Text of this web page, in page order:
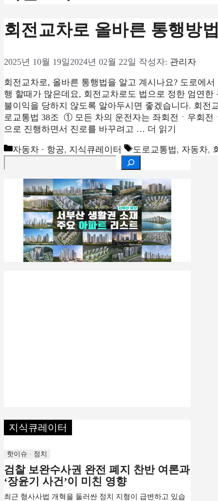
회전교차로 올바른 통행방
2025년 10월 19일 2024년 02월 22일 작성자: 관리자
회전교차로, 올바른 통행법을 알고 계시나요? 도로에
행 할때가 많은데요, 회전교차로도 법으로 정한 엄연
불이익을 당하지 않도록 알아두시면 좋겠습니다. 회
로교통법 38조 ① 모든 차의 운전자는 좌회전ㆍ우회
으로 진행하면서 진로를 바꾸려고 … 더 읽기
카
자동차 · 항공, 지식큐레이터
태
그
도로교통법 , 자동차,
지식큐레이터
핫이슈 · 정치
검찰 보완수사권 완전 폐지 찬반 여론과
‘장윤기 사건’이 미친 영향
최근 형사사법 개혁을 둘러싼 정치 지형이 급변하고 있습